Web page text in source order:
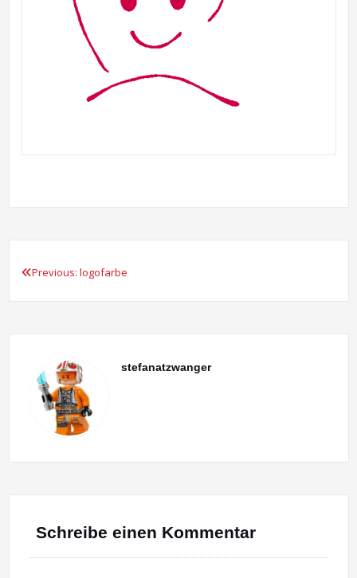
Beitragsnavigation
Previous: logofarbe
stefanatzwanger
Schreibe einen Kommentar